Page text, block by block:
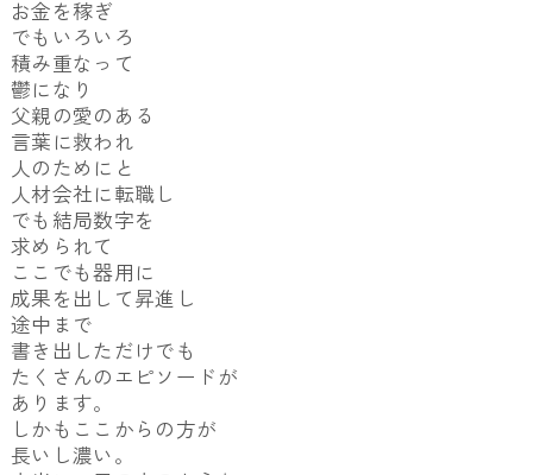
お金を稼ぎ
でもいろいろ
積み重なって
鬱になり
父親の愛のある
言葉に救われ
人のためにと
人材会社に転職し
でも結局数字を
求められて
ここでも器用に
成果を出して昇進し
途中まで
書き出しただけでも
たくさんのエピソードが
あります。
しかもここからの方が
長いし濃い。